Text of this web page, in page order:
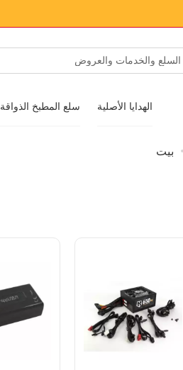
سلع المطبخ الذواقة الهدايا الأصلية
بيت